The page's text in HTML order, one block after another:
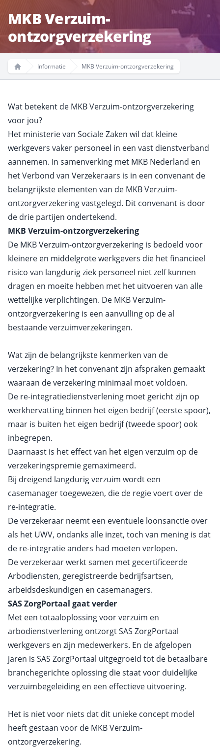
MKB Verzuim-
ontzorgverzekering
Home
Informatie MKB Verzuim-ontzorgverzekering
Wat betekent de MKB Verzuim-ontzorgverzekering
voor jou?
Het ministerie van Sociale Zaken wil dat kleine
werkgevers vaker personeel in een vast dienstverband
aannemen. In samenverking met MKB Nederland en
het Verbond van Verzekeraars is in een convenant de
belangrijkste elementen van de MKB Verzuim-
ontzorgverzekering vastgelegd. Dit convenant is door
de drie partijen ondertekend.
MKB Verzuim-ontzorgverzekering
De MKB Verzuim-ontzorgverzekering is bedoeld voor
kleinere en middelgrote werkgevers die het financieel
risico van langdurig ziek personeel niet zelf kunnen
dragen en moeite hebben met het uitvoeren van alle
wettelijke verplichtingen. De MKB Verzuim-
ontzorgverzekering is een aanvulling op de al
bestaande verzuimverzekeringen.
Wat zijn de belangrijkste kenmerken van de
verzekering? In het convenant zijn afspraken gemaakt
waaraan de verzekering minimaal moet voldoen.
De re-integratiedienstverlening moet gericht zijn op
werkhervatting binnen het eigen bedrijf (eerste spoor),
maar is buiten het eigen bedrijf (tweede spoor) ook
inbegrepen.
Daarnaast is het effect van het eigen verzuim op de
verzekeringspremie gemaximeerd.
Bij dreigend langdurig verzuim wordt een
casemanager toegewezen, die de regie voert over de
re-integratie.
De verzekeraar neemt een eventuele loonsanctie over
als het UWV, ondanks alle inzet, toch van mening is dat
de re-integratie anders had moeten verlopen.
De verzekeraar werkt samen met gecertificeerde
Arbodiensten, geregistreerde bedrijfsartsen,
arbeidsdeskundigen en casemanagers.
SAS ZorgPortaal gaat verder
Met een totaaloplossing voor verzuim en
arbodienstverlening ontzorgt SAS ZorgPortaal
werkgevers en zijn medewerkers. En de afgelopen
jaren is SAS ZorgPortaal uitgegroeid tot de betaalbare
branchegerichte oplossing die staat voor duidelijke
verzuimbegeleiding en een effectieve uitvoering.
Het is niet voor niets dat dit unieke concept model
heeft gestaan voor de MKB Verzuim-
ontzorgverzekering.